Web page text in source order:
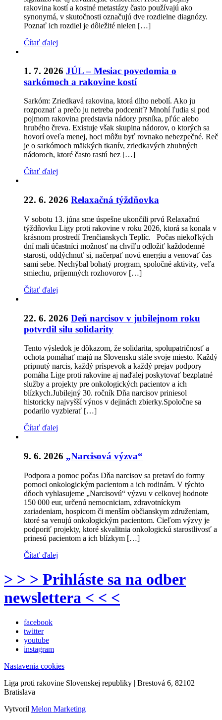
rakovina kostí a kostné metastázy často používajú ako
synonymá, v skutočnosti označujú dve rozdielne diagnózy.
Poznať ich rozdiel je dôležité nielen […]
Čítať ďalej
1. 7. 2026 JÚL – Mesiac povedomia o
sarkómoch a rakovine kostí
Sarkóm: Zriedkavá rakovina, ktorá dlho nebolí. Ako ju
rozpoznať a prečo ju netreba podceniť? Mnohí ľudia si pod
pojmom rakovina predstavia nádory prsníka, pľúc alebo
hrubého čreva. Existuje však skupina nádorov, o ktorých sa
hovorí oveľa menej, hoci môžu byť rovnako nebezpečné. Reč
je o sarkómoch mäkkých tkanív, zriedkavých zhubných
nádoroch, ktoré často rastú bez […]
Čítať ďalej
22. 6. 2026 Relaxačná týždňovka
V sobotu 13. júna sme úspešne ukončili prvú Relaxačnú
týždňovku Ligy proti rakovine v roku 2026, ktorá sa konala v
krásnom prostredí Trenčianskych Teplíc. Počas niekoľkých
dní mali účastníci možnosť na chvíľu odložiť každodenné
starosti, oddýchnuť si, načerpať novú energiu a venovať čas
sami sebe. Nechýbal bohatý program, spoločné aktivity, veľa
smiechu, príjemných rozhovorov […]
Čítať ďalej
22. 6. 2026 Deň narcisov v jubilejnom roku
potvrdil silu solidarity
Tento výsledok je dôkazom, že solidarita, spolupatričnosť a
ochota pomáhať majú na Slovensku stále svoje miesto. Každý
pripnutý narcis, každý príspevok a každý prejav podpory
pomáha Lige proti rakovine aj naďalej poskytovať bezplatné
služby a projekty pre onkologických pacientov a ich
blízkych.Jubilejný 30. ročník Dňa narcisov priniesol
historicky najvyšší výnos v dejinách zbierky.Spoločne sa
podarilo vyzbierať […]
Čítať ďalej
9. 6. 2026 „Narcisová výzva“
Podpora a pomoc počas Dňa narcisov sa pretaví do formy
pomoci onkologickým pacientom a ich rodinám. V týchto
dňoch vyhlasujeme „Narcisovú“ výzvu v celkovej hodnote
150 000 eur, určenú nemocniciam, zdravotníckym
zariadeniam, hospicom či menším občianskym združeniam,
ktoré sa venujú onkologickým pacientom. Cieľom výzvy je
podporiť projekty, ktoré skvalitnia onkologickú starostlivosť a
prinesú pacientom a ich blízkym […]
Čítať ďalej
> > > Prihláste sa na odber
newslettera < < <
facebook
twitter
youtube
instagram
Nastavenia cookies
Liga proti rakovine Slovenskej republiky | Brestová 6, 82102
Bratislava
Vytvoril Melon Marketing